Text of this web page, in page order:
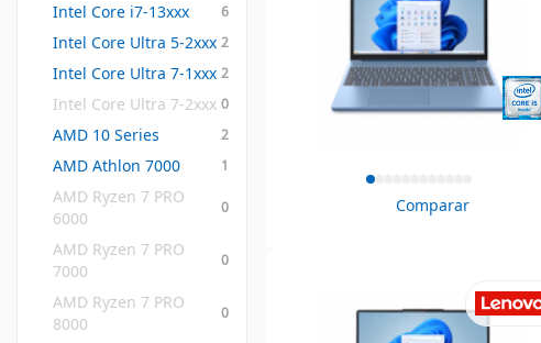
Intel Core i7-13xxx 6
Intel Core Ultra 5-2xxx 2
Intel Core Ultra 7-1xxx 2
Intel Core Ultra 7-2xxx 0
AMD 10 Series 2
AMD Athlon 7000 1
AMD Ryzen 7 PRO
6000
0
AMD Ryzen 7 PRO
7000
0
AMD Ryzen 7 PRO
8000
0
Comparar